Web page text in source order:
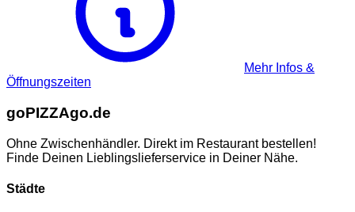
Mehr Infos &
Öffnungszeiten
goPIZZAgo.de
Ohne Zwischenhändler. Direkt im Restaurant bestellen!
Finde Deinen Lieblingslieferservice in Deiner Nähe.
Städte